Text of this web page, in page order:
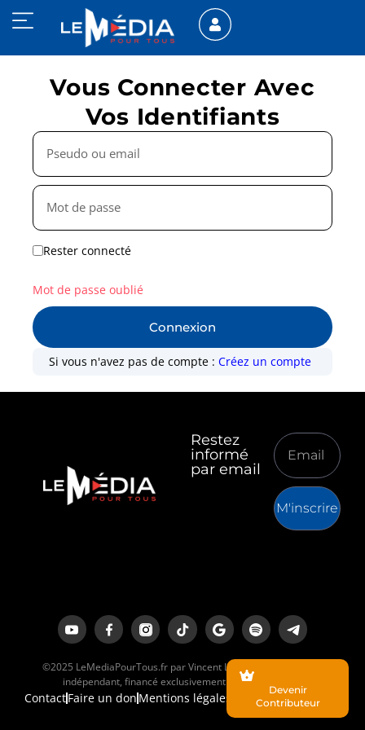
Vous Connecter Avec
Vos Identifiants
Rester connecté
Connexion
Mot de passe oublié
Si vous n'avez pas de compte :Créez un compte
Restez
informé
par email
M'inscrire
©2025 LeMediaPourTous.fr par Vincent Lapierre est un média
indépendant, financé exclusivement par ses lecteurs.
ContactFaire un don Mentions légales
Devenir
Contributeur